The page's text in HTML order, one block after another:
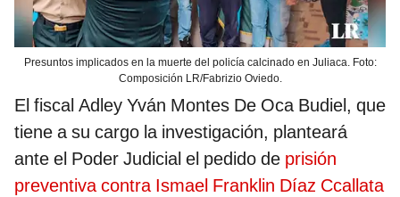
Presuntos implicados en la muerte del policía calcinado en Juliaca. Foto:
Composición LR/Fabrizio Oviedo.
El fiscal Adley Yván Montes De Oca Budiel, que
tiene a su cargo la investigación, planteará
ante el Poder Judicial el pedido de prisión
preventiva contra Ismael Franklin Díaz Ccallata